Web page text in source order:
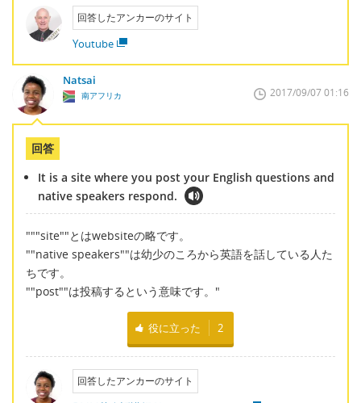
回答したアンカーのサイト
Youtube
Natsai
南アフリカ 2017/09/07 01:16
回答
It is a site where you post your English questions and
native speakers respond.
"""site""とはwebsiteの略です。
""native speakers""は幼少のころから英語を話している人た
ちです。
""post""は投稿するという意味です。"
役に立った 2
回答したアンカーのサイト